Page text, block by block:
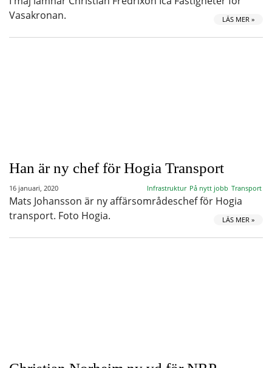
Vasakronan.
LÄS MER »
Han är ny chef för Hogia Transport
16 januari, 2020 Infrastruktur På nytt jobb Transport
Mats Johansson är ny affärsområdeschef för Hogia
transport. Foto Hogia.
LÄS MER »